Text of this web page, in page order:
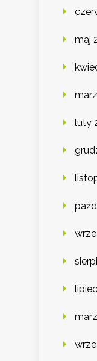
maj
luty